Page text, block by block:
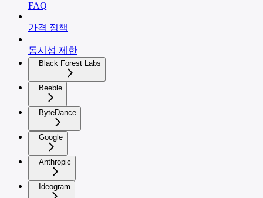
FAQ
가격 정책
동시성 제한
Black Forest Labs
Beeble
ByteDance
Google
Anthropic
Ideogram